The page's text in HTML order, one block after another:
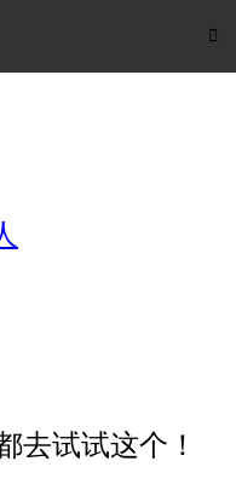

去试试这个！